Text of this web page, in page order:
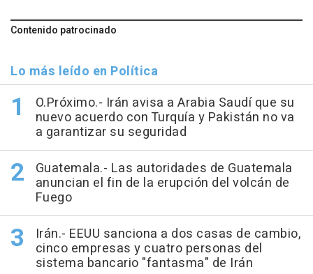
Contenido patrocinado
Lo más leído en Política
O.Próximo.- Irán avisa a Arabia Saudí que su
nuevo acuerdo con Turquía y Pakistán no va
a garantizar su seguridad
Guatemala.- Las autoridades de Guatemala
anuncian el fin de la erupción del volcán de
Fuego
Irán.- EEUU sanciona a dos casas de cambio,
cinco empresas y cuatro personas del
sistema bancario "fantasma" de Irán